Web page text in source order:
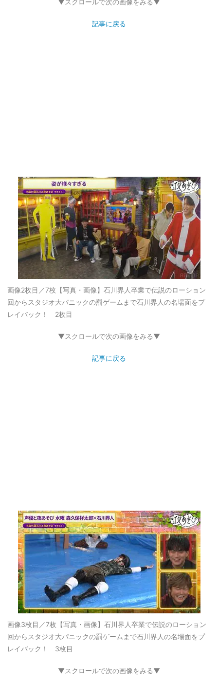
▼スクロールで次の画像をみる▼
記事に戻る
画像2枚目／7枚 【写真・画像】石川界人卒業で伝説のローション
回からスタジオ大パニックの罰ゲームまで石川界人の名場面をプ
レイバック！ 2枚目
▼スクロールで次の画像をみる▼
記事に戻る
画像3枚目／7枚 【写真・画像】石川界人卒業で伝説のローション
回からスタジオ大パニックの罰ゲームまで石川界人の名場面をプ
レイバック！ 3枚目
▼スクロールで次の画像をみる▼